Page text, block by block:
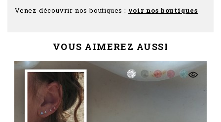
Venez découvrir nos boutiques : voir nos boutiques
VOUS AIMEREZ AUSSI